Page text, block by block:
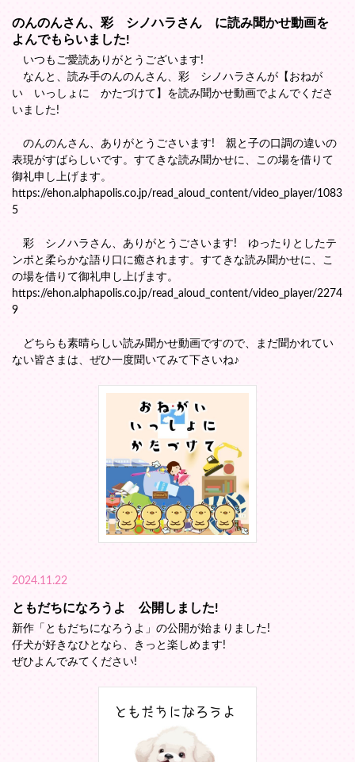
のんのんさん、彩 シノハラさん に読み聞かせ動画を
よんでもらいました!
いつもご愛読ありがとうございます!
なんと、読み手のんのんさん、彩 シノハラさんが【おねが
い いっしょに かたづけて】を読み聞かせ動画でよんでくださ
いました!
のんのんさん、ありがとうごさいます! 親と子の口調の違いの
表現がすばらしいです。すてきな読み聞かせに、この場を借りて
御礼申し上げます。
https://ehon.alphapolis.co.jp/read_aloud_content/video_player/1083
5
彩 シノハラさん、ありがとうごさいます! ゆったりとしたテ
ンポと柔らかな語り口に癒されます。すてきな読み聞かせに、こ
の場を借りて御礼申し上げます。
https://ehon.alphapolis.co.jp/read_aloud_content/video_player/2274
9
どちらも素晴らしい読み聞かせ動画ですので、まだ聞かれてい
ない皆さまは、ぜひ一度聞いてみて下さいね♪
2024.11.22
ともだちになろうよ 公開しました!
新作「ともだちになろうよ」の公開が始まりました!
仔犬が好きなひとなら、きっと楽しめます!
ぜひよんでみてください!